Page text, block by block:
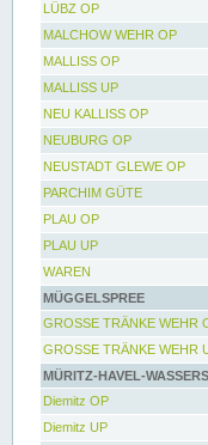
LÜBZ OP
MALCHOW WEHR OP
MALLISS OP
MALLISS UP
NEU KALLISS OP
NEUBURG OP
NEUSTADT GLEWE OP
PARCHIM GÜTE
PLAU OP
PLAU UP
WAREN
MÜGGELSPREE
GROSSE TRÄNKE WEHR
GROSSE TRÄNKE WEHR
MÜRITZ-HAVEL-
Diemitz OP
Diemitz UP